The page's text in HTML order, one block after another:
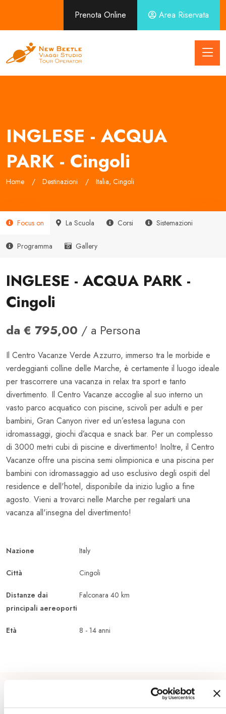
Prenota Online Area Riservata
INGLESE - ACQUA
PARK - Cingoli
Home Destinazioni Italia, Cingoli
Focus on La Scuola Corsi Sistemazioni
Programma Gallery
INGLESE - ACQUA PARK -
Cingoli
da € 795,00 / a Persona
Il Centro Vacanze Verde Azzurro, immerso tra le morbide e
verdeggianti colline delle Marche, è certamente il luogo ideale
per trascorrere una vacanza in relax tra sport e tanto
divertimento. Il Centro Vacanze accoglie al suo interno un
vasto parco acquatico con piscine, scivoli per adulti e per
bambini, Gran Canyon river ed un’estesa laguna con
idromassaggi, giochi d’acqua e snack bar. Per un complesso
di 3000 metri cubi di piscine e divertimento! Inoltre, il Centro
Vacanze offre una piscina semi olimpionica e una piscina per
bambini con idromassaggio ad uso esclusivo degli ospiti del
residence e dell'hotel, disponibile da inizio luglio a fine
agosto. Vieni a trovarci nelle Marche per regalarti una
vacanza all'insegna del divertimento!
Nazione Italy
Città Cingoli
Distanze dai
principali aereoporti
Falconara 40 km
Età 8 - 14 anni